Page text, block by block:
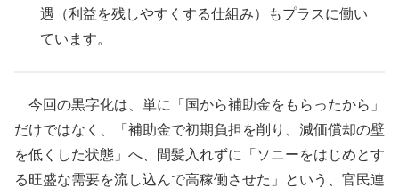
遇（利益を残しやすくする仕組み）もプラスに働い
ています。
今回の黒字化は、単に「国から補助金をもらったから」
だけではなく、「補助金で初期負担を削り、減価償却の壁
を低くした状態」へ、間髪入れずに「ソニーをはじめとす
る旺盛な需要を流し込んで高稼働させた」という、官民連